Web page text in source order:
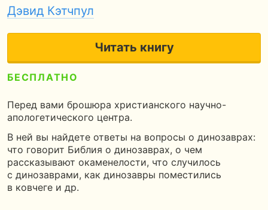
Дэвид Кэтчпул
Читать книгу
БЕСПЛАТНО
Перед вами брошюра христианского научно-
апологетического центра.
В ней вы найдете ответы на вопросы о динозаврах:
что говорит Библия о динозаврах, о чем
рассказывают окаменелости, что случилось
с динозаврами, как динозавры поместились
в ковчеге и др.